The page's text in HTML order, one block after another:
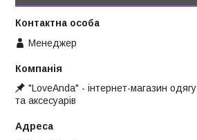
Менеджер
"LoveAnda" - інтернет-магазин одягу
та аксесуарів